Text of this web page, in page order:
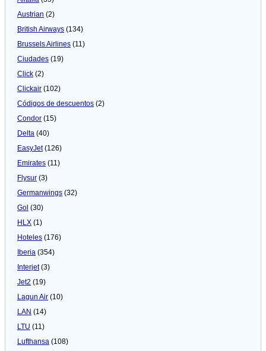
Austrian (2)
British Airways (134)
Brussels Airlines (11)
Ciudades (19)
Click (2)
Clickair (102)
Códigos de descuentos (2)
Condor (15)
Delta (40)
EasyJet(126)
Emirates (11)
Flysur (3)
Germanwings (32)
Gol (30)
HLX (1)
Hoteles (176)
Iberia (354)
Interjet(3)
Jet2 (19)
Lagun Air (10)
LAN (14)
LTU (11)
Lufthansa (108)